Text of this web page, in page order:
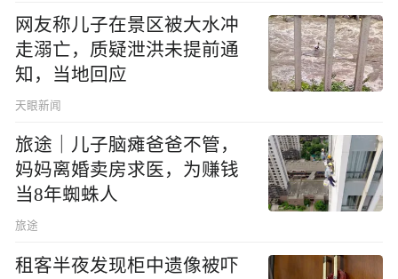
网友称儿子在景区被大水冲
走溺亡，质疑泄洪未提前通
知，当地回应
天眼新闻
旅途｜儿子脑瘫爸爸不管，
妈妈离婚卖房求医，为赚钱
当8年蜘蛛人
旅途
租客半夜发现柜中遗像被吓